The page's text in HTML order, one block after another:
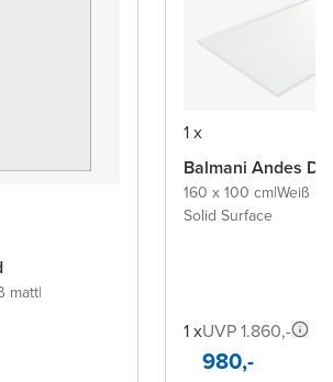
matt|
1 x
Balmani Andes
160 x 100 cm|Weiß
Solid Surface
1 xUVP 1.860,-
980,-